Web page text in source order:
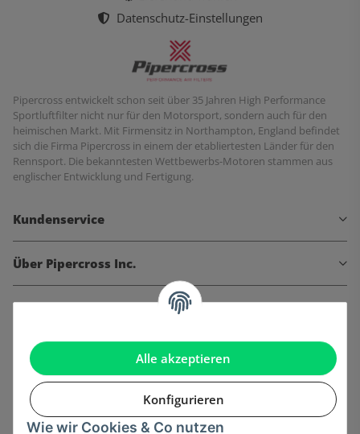
Alle akzeptieren
Konfigurieren
Wie wir Cookies & Co nutzen
Datenschutz-Einstellungen
Pipercross entwickelt schon seit über 35 Jahren High Performance
Sportluftfilter nicht nur für den Motorsport, sondern auch für den
heimischen Markt. Mit Firmensitz in Northampton, England befindet
sich die Firma Pipercross in einem der etabliertesten Länder für den
Rennsport. Die bekanntesten Wettbewerbs-Motoren stammen aus
englischer Entwicklung und Fertigung.
Kundenservice
Über Pipercross Inc.
Informationen
Gesetzliche Informationen